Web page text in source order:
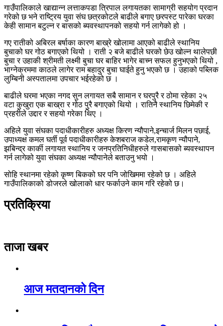
गाउँपालिकाले खाद्यान्न लत्ताकपडा त्रिपाल लगायतका सामाग्री सहयोग प्रदान
गरेको छ भने राष्ट्रिय युवा संघ छत्रकोटले बाढीले बगाए छरपस्ट पारेका घरका
केही सामान बटुल्न र बासको ब्यवस्थापनको सहयो गर्न लागेको हो ।
गए रातीको अबिरल बर्षाका कारण बाख्रे खोलामा आएको बाढीले स्थानिय
बुचाको घर गोठ बगाएको थियो । राती २ बजे बाढीले घरको छेउ खोल्न थालेपछी
बुचा र उहाकी श्रीमती लक्ष्मी बुचा घर बाहिर भागेर बाच्न सफल हुनुभएको थियो ,
भाग्नेक्रममा काठले लागेर राम बहादुर बुचा घाईते हुनु भएको छ । उहाको पब्लिक
लुम्बिनी अस्पतालमा उपचार भईरहेको छ ।
बाढीले घरमा भएका नगद सुन लगायत सबै सामान र घरपुरै र ठोमा रहेका २५
वटा कुखुरा एक बाख्रा र गोठ पुरै बगाएको थियो । रातिनै स्थानिय छिमेकी र
प्रहरीले उद्दार र सहयो गरेका थिए ।
अहिले युवा संघका पदाधीकारीहरु अध्यक्ष किरण न्यौपाने,इन्चार्ज मिलन पछाई,
उपाध्यक्ष कमल घर्ती पूर्व पदाधीकारीहरु केशबराज कडेल,रामकृण न्यौपाने,
झबिन्द्र कार्की लगायत स्थानिय र जनप्रतिनिधीहरुले गासबासको ब्यवस्थापन
गर्न लागेको युवा संघका अध्यक्ष न्यौपानेले बताउनु भयो ।
सोहि स्थानमा रहेको कृष्ण बिकको घर पनि जोखिममा रहेको छ । अहिले
गाउँपालिकाको डोजरले खोलाको धार फर्काउने काम गरि रहेको छ।
प्रतिक्रिया
ताजा खबर
आज मतदानको दिन